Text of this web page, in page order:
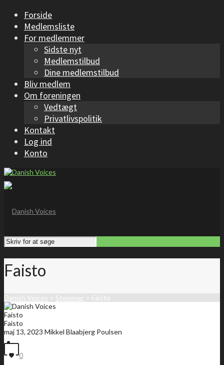
Forside
Medlemsliste
For medlemmer
Sidste nyt
Medlemstilbud
Dine medlemstilbud
Bliv medlem
Om foreningen
Vedtægt
Privatlivspolitik
Kontakt
Log ind
Konto
Forside
Faisto
Danish Voices > Stemmer > Faisto
Faisto
Faisto
maj 13, 2023 Mikkel Blaabjerg Poulsen
0